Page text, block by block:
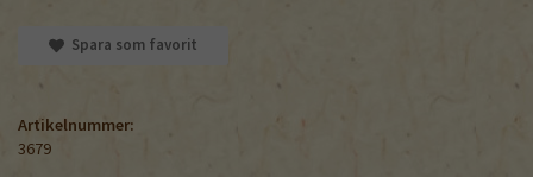
Spara som favorit
Artikelnummer:
3679